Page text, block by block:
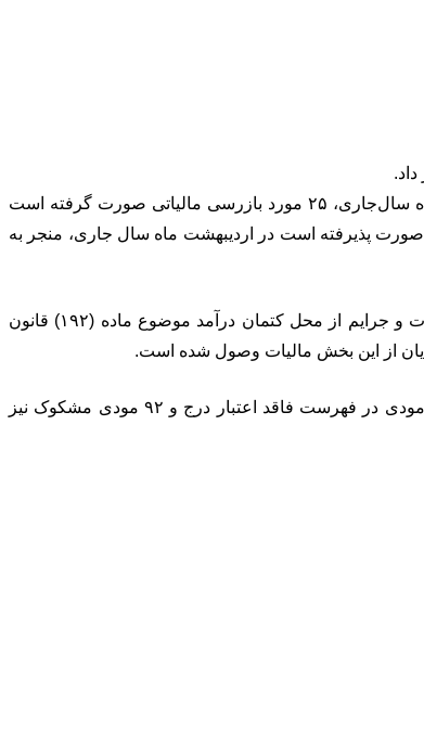
به گزارش شاخص ۳۶۰، احمدی رئیس مرکز بازرسی، مبارزه با فرار مالیاتی و پول‌شویی سازمان امور مالیاتی کشور با بیان اینکه در اردیبهشت‌ماه سال‌جاری، ۲۵ مورد بازرسی مالیاتی صورت گرفته است
اظهار داشت: نتایج بررسی اسناد و مدارک به دست آمده برای بازرسی مالیاتی موضوع ماده (۱۸۱) قانون مالیات‌های مستقیم که قبل از سال ۱۴۰۵ صورت پذیرفته است در اردیبهشت ماه سال جاری، منجر به
وی با اشاره به مالیات‌ و جرایم وصول شده از محل کتمان درآمد، گفت: در اردیبهشت‌ماه سال‌ ۱۴۰۵ در مجموع ۲۱ هزار و ۸۳ میلیارد ریال مالیات و جرایم از محل کتمان درآمد موضوع ماده (۱۹۲) قانون
رئیس مرکز بازرسی، مبارزه با فرار مالیاتی و پول‌شویی به مودیان فاقد اعتبار مالیاتی نیز اشاره و تصریح کرد: در اردیبهشت‌ماه سال‌جاری ۱۶۷ مودی در فهرست فاقد اعتبار درج و ۹۲ مودی مشکوک نیز